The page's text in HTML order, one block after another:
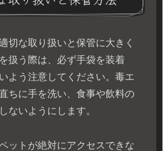
切な取り扱いと保管に大きく
扱う際は、必ず手袋を装着
よう注意してください。毒エ
ちに手を洗い、食事や飲料の
ないようにします。
ットが絶対にアクセスできな